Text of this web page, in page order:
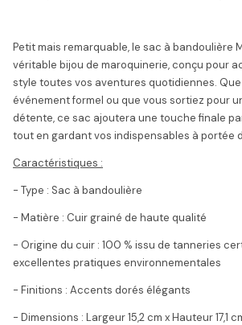
Petit mais remarquable, le sac à bandoulière
véritable bijou de maroquinerie, conçu pour
style toutes vos aventures quotidiennes.
événement formel ou que vous sortiez pour
détente, ce sac ajoutera une touche finale
tout en gardant vos indispensables à portée
Caractéristiques :
- Type : Sac à bandoulière
- Matière : Cuir grainé de haute qualité
- Origine du cuir : 100 % issu de tanneries
excellentes pratiques environnementales
- Finitions : Accents dorés élégants
- Dimensions : Largeur 15,2 cm x Hauteur 17,1